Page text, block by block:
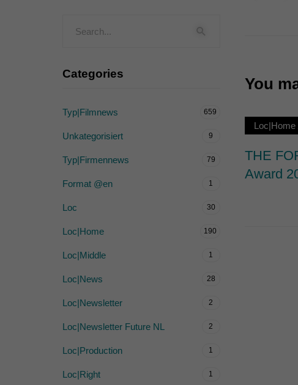
You
Loc|Home
THE
Award
Categories
Typ|Filmnews 659
Unkategorisiert 9
Typ|Firmennews 79
Format @en 1
Loc 30
Loc|Home 190
Loc|Middle 1
Loc|News 28
Loc|Newsletter 2
Loc|Newsletter Future NL 2
Loc|Production 1
Loc|Right 1
Inhalte von Videoplattformen
powered by Borlabs Cookie